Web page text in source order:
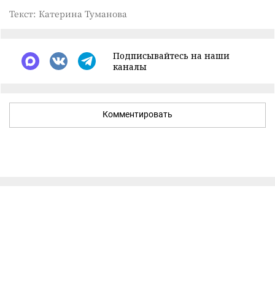
Текст: Катерина Туманова
Подписывайтесь на наши
каналы
Комментировать